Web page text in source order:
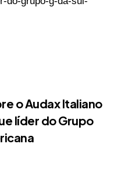
o Audax Italiano
líder do Grupo